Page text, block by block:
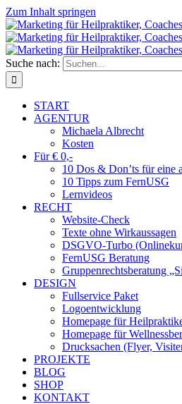
Zum Inhalt springen
Suche nach:
START
AGENTUR
Michaela Albrecht
Kosten
Für € 0,-
10 Dos & Don’ts für eine
10 Tipps zum FernUSG
Lernvideos
RECHT
Website-Check
Texte ohne Wirkaussagen
DSGVO-Turbo
FernUSG Beratung
Gruppenrechtsberatung
DESIGN
Fullservice Paket
Logoentwicklung
Homepage für
Homepage für
Drucksachen (Flyer,
PROJEKTE
BLOG
SHOP
KONTAKT